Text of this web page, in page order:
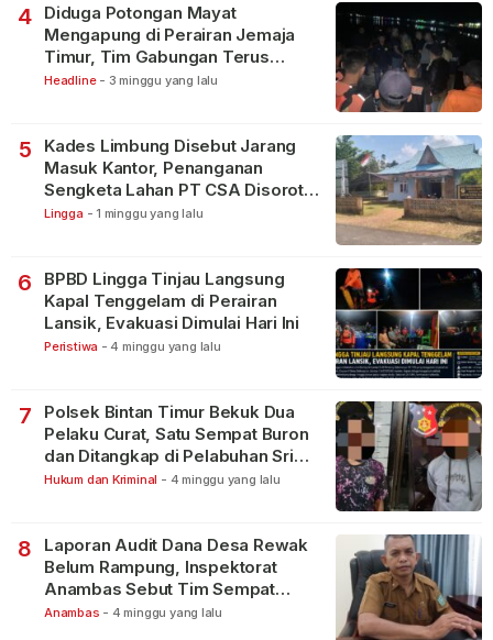
4
Diduga Potongan Mayat
Mengapung di Perairan Jemaja
Timur, Tim Gabungan Terus
Lakukan Pencarian
Headline - 3 minggu yang lalu
5
Kades Limbung Disebut Jarang
Masuk Kantor, Penanganan
Sengketa Lahan PT CSA Disorot
Warga
Lingga - 1 minggu yang lalu
6
BPBD Lingga Tinjau Langsung
Kapal Tenggelam di Perairan
Lansik, Evakuasi Dimulai Hari Ini
Peristiwa - 4 minggu yang lalu
7
Polsek Bintan Timur Bekuk Dua
Pelaku Curat, Satu Sempat Buron
dan Ditangkap di Pelabuhan Sri
Bintan Pura
Hukum dan Kriminal - 4 minggu yang lalu
8
Laporan Audit Dana Desa Rewak
Belum Rampung, Inspektorat
Anambas Sebut Tim Sempat
Terbagi Tangani Kasus Lain
Anambas - 4 minggu yang lalu